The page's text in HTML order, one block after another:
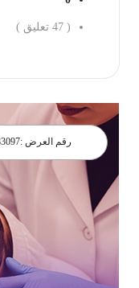
47 تعليق )
رقم العرض : 83097